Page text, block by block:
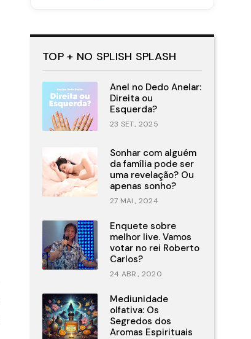
TOP + NO SPLISH SPLASH
Anel no Dedo Anelar:
Direita ou
Esquerda?
23 SET., 2025
Sonhar com alguém
da família pode ser
uma revelação? Ou
apenas sonho?
27 MAI., 2024
Enquete sobre
melhor live. Vamos
votar no rei Roberto
Carlos?
24 ABR., 2020
Mediunidade
olfativa: Os
Segredos dos
Aromas Espirituais